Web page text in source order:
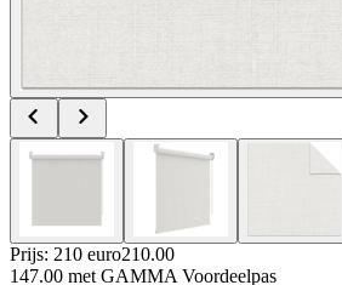
Prijs: 210 euro210.00
147.00 met GAMMA Voordeelpas